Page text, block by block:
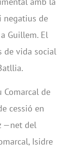
negatius de
Guillem. El
de vida social
Comarcal de
cessió en
—net del
Isidre